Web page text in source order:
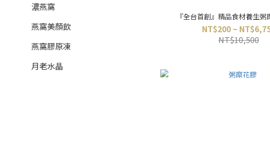
濃燕窩
燕窩美顏飲
燕窩膠原凍
月老水晶
『全台首創』精品食材養生粥
NT$200 ~
NT$10,500